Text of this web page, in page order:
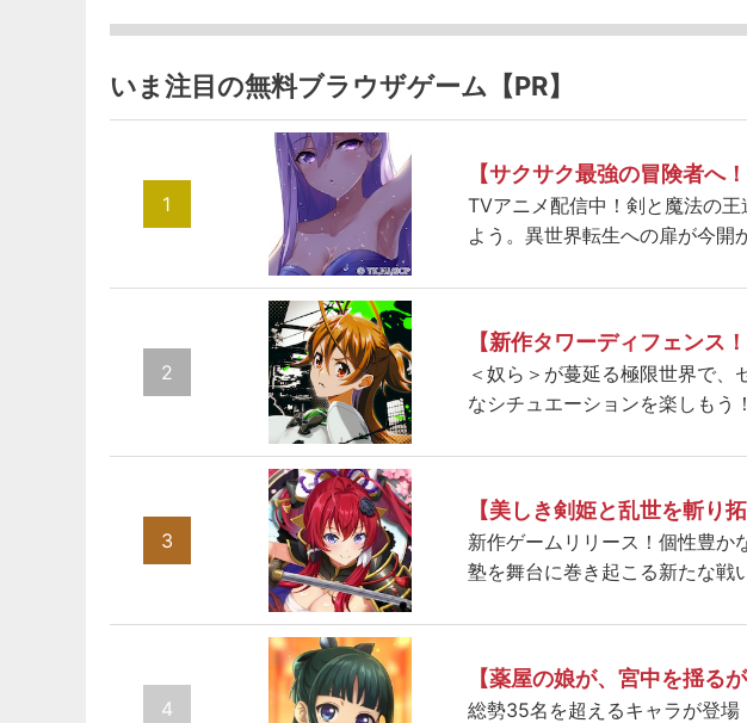
いま注目の無料ブラウザゲーム【PR】
1
【サクサク最強の冒険者へ！
TVアニメ配信中！剣と魔法の
よう。異世界転生への扉が今開
2
【新作タワーディフェンス！
＜奴ら＞が蔓延る極限世界で
なシチュエーションを楽しもう！
3
【美しき剣姫と乱世を斬り拓
新作ゲームリリース！個性豊か
塾を舞台に巻き起こる新たな戦
4
【薬屋の娘が、宮中を揺るが
総勢35名を超えるキャラが登場